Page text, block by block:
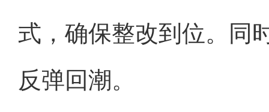
式，确保整改到位。同
反弹回潮。